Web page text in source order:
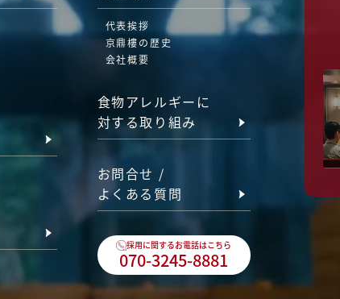
代表挨拶
京鼎樓の歴史
会社概要
食物アレルギーに
対する取り組み
お問合せ /
よくある質問
採用に関するお電話はこちら
070-3245-8881